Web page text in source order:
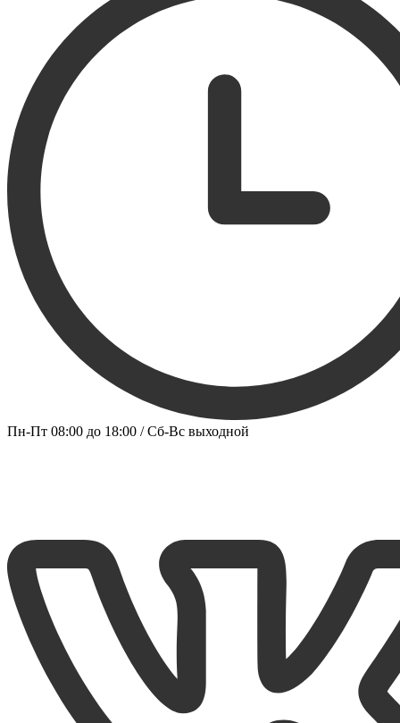
Пн-Пт 08:00 до 18:00 / Сб-Вс выходной